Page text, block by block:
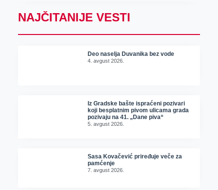
NAJČITANIJE VESTI
Deo naselja Duvanika bez vode
4. avgust 2026.
Iz Gradske bašte ispraćeni pozivari
koji besplatnim pivom ulicama grada
pozivaju na 41. „Dane piva“
5. avgust 2026.
Sasa Kovačević priređuje veče za
pamćenje
7. avgust 2026.